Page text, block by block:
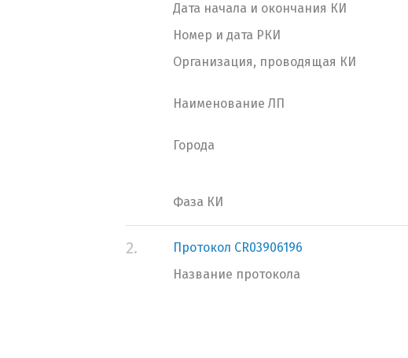
Дата начала и окончания КИ
Номер и дата РКИ
Организация, проводящая КИ
Наименование ЛП
Города
Фаза КИ
2.
Протокол CR03906196
Название протокола